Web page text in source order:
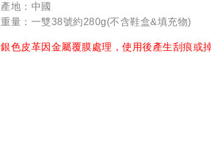
產地：中國
重量：一雙38號約280g(不含鞋盒&填充物)
銀色皮革因金屬覆膜處理，使用後產生刮痕或